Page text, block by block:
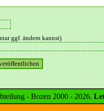
ggf. ändern kannst)
- Bozen 2000 - 2026.